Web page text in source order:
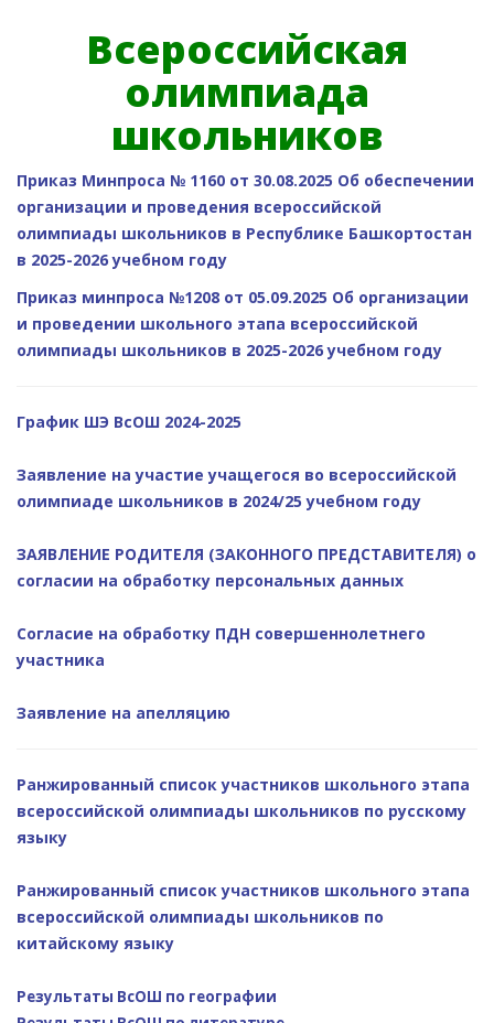
Всероссийская
олимпиада
школьников
Приказ Минпроса № 1160 от 30.08.2025 Об обеспечении
организации и проведения всероссийской
олимпиады школьников в Республике Башкортостан
в 2025-2026 учебном году
Приказ минпроса №1208 от 05.09.2025 Об организации
и проведении школьного этапа всероссийской
олимпиады школьников в 2025-2026 учебном году
График ШЭ ВсОШ 2024-2025
Заявление на участие учащегося во всероссийской
олимпиаде школьников в 2024/25 учебном году
ЗАЯВЛЕНИЕ РОДИТЕЛЯ (ЗАКОННОГО ПРЕДСТАВИТЕЛЯ) о
согласии на обработку персональных данных
Согласие на обработку ПДН совершеннолетнего
участника
Заявление на апелляцию
Ранжированный список участников школьного этапа
всероссийской олимпиады школьников по русскому
языку
Ранжированный список участников школьного этапа
всероссийской олимпиады школьников по
китайскому языку
Результаты ВсОШ по географии